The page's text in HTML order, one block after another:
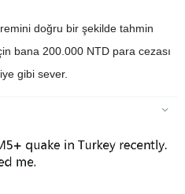
doğru bir şekilde tahmin
bana 200.000 NTD para cezası
gibi sever.